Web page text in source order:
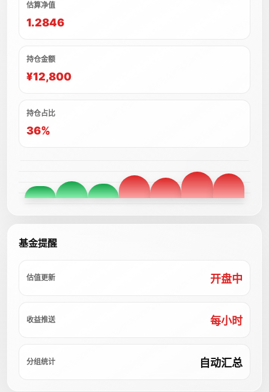
估算净值
1.2846
持仓金额
¥12,800
持仓占比
36%
基金提醒
估值更新 开盘中
收益推送 每小时
分组统计 自动汇总